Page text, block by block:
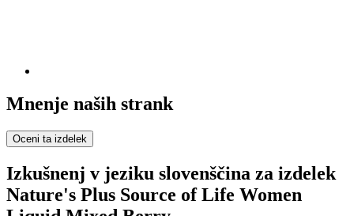
Mnenje naših strank
Oceni ta izdelek
Izkušnenj v jeziku slovenščina za izdelek
Nature's Plus Source of Life Women